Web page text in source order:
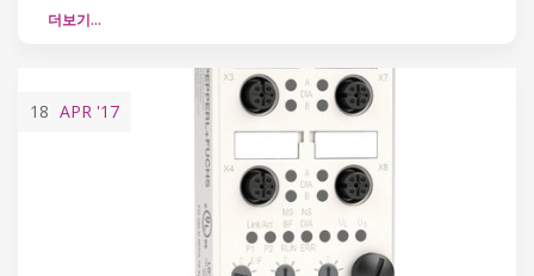
더보기…
18 APR '17